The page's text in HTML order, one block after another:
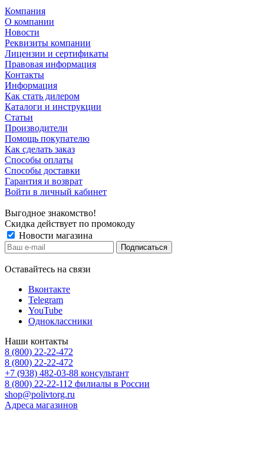
Компания
О компании
Новости
Реквизиты компании
Лицензии и сертификаты
Правовая информация
Контакты
Информация
Как стать дилером
Каталоги и инструкции
Статьи
Производители
Помощь покупателю
Как сделать заказ
Способы оплаты
Способы доставки
Гарантия и возврат
Войти в личный кабинет
Выгодное знакомство!
Скидка действует по промокоду
Новости магазина
Оставайтесь на связи
Вконтакте
Telegram
YouTube
Одноклассники
Наши контакты
8 (800) 22-22-472
8 (800) 22-22-472
+7 (938) 482-03-88 консультант
8 (800) 22-22-112 филиалы в России
shop@polivtorg.ru
Адреса магазинов